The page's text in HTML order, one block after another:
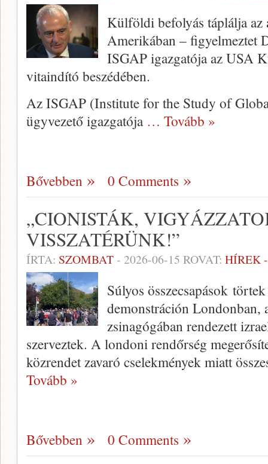
Külföldi befolyás táplálja az
Amerikában – figyelmeztet
ISGAP igazgatója az USA
vitaindító beszédében.
Az ISGAP (Institute for the Study of
ügyvezető igazgatója … Tovább »
Bővebben 0 Comments
„CIONISTÁK,
VISSZATÉRÜNK!”
ÍRTA: SZOMBAT- 2026-06-15 ROVAT: HÍREK
Súlyos összecsapások
demonstráción Londonban,
zsinagógában rendezett
szerveztek. A londoni rendőrség
közrendet zavaró cselekmények miatt
Tovább »
Bővebben 0 Comments